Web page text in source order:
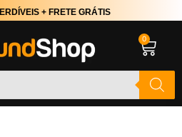
+ FRETE GRÁTIS
0